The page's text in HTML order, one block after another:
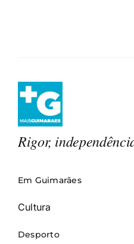
Rigor,
Em Guimarães
Cultura
Desporto